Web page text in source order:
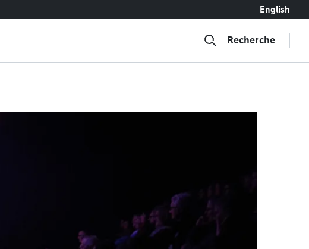
English
Recherche